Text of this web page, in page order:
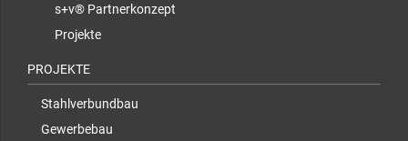
s+v® Partnerkonzept
Projekte
PROJEKTE
Stahlverbundbau
Gewerbebau